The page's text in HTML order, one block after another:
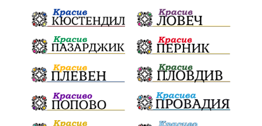
кукери мислене наука енергетика
бедствия лев икономика плодове